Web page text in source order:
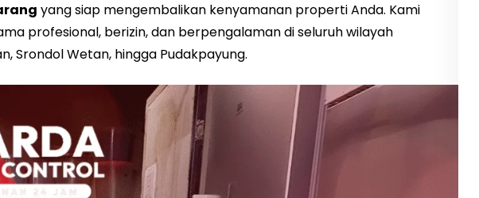
yang siap mengembalikan kenyamanan properti Anda. Kami
profesional, berizin, dan berpengalaman di seluruh wilayah
Srondol Wetan, hingga Pudakpayung.